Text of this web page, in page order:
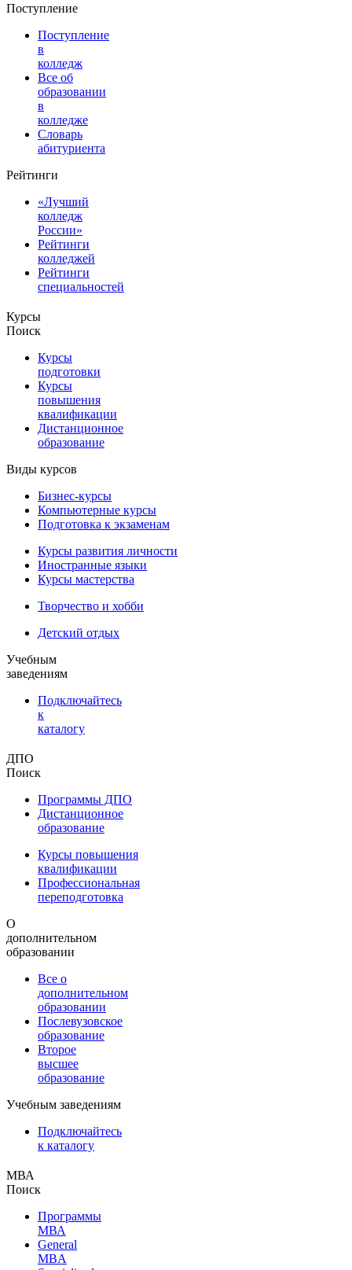
Поступление
Поступление
в
колледж
Все об
образовании
в
колледже
Словарь
абитуриента
Рейтинги
«Лучший
колледж
России»
Рейтинги
колледжей
Рейтинги
специальностей
Курсы
Поиск
Курсы
подготовки
Курсы
повышения
квалификации
Дистанционное
образование
Виды курсов
Бизнес-курсы
Компьютерные курсы
Подготовка к экзаменам
Курсы развития личности
Иностранные языки
Курсы мастерства
Творчество и хобби
Детский отдых
Учебным
заведениям
Подключайтесь
к
каталогу
ДПО
Поиск
Программы ДПО
Дистанционное
образование
Курсы повышения
квалификации
Профессиональная
переподготовка
О
дополнительном
образовании
Все о
дополнительном
образовании
Послевузовское
образование
Второе
высшее
образование
Учебным заведениям
Подключайтесь
к каталогу
МВА
Поиск
Программы
МВА
General
MBA